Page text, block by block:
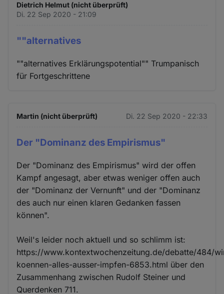
Dietrich Helmut (nicht überprüft)
Di. 22 Sep 2020 - 21:09
""alternatives
""alternatives Erklärungspotential"" Trumpanisch
für Fortgeschrittene
Martin (nicht überprüft) Di. 22 Sep 2020 - 22:33
Der "Dominanz des Empirismus"
Der "Dominanz des Empirismus" wird der offen
Kampf angesagt, aber etwas weniger offen auch
der "Dominanz der Vernunft" und der "Dominanz
des auch nur einen klaren Gedanken fassen
können".
Weil's leider noch aktuell und so schlimm ist:
https://www.kontextwochenzeitung.de/debatte/484/
koennen-alles-ausser-impfen-6853.html über den
Zusammenhang zwischen Rudolf Steiner und
Querdenken 711.